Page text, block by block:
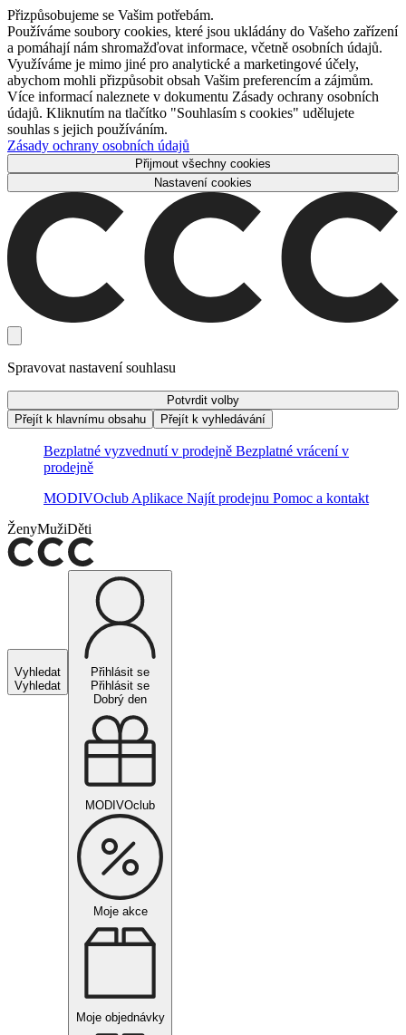
Přizpůsobujeme se Vašim potřebám.
Používáme soubory cookies, které jsou ukládány do Vašeho zařízení
a pomáhají nám shromažďovat informace, včetně osobních údajů.
Využíváme je mimo jiné pro analytické a marketingové účely,
abychom mohli přizpůsobit obsah Vašim preferencím a zájmům.
Více informací naleznete v dokumentu Zásady ochrany osobních
údajů. Kliknutím na tlačítko "Souhlasím s cookies" udělujete
souhlas s jejich používáním.
Zásady ochrany osobních údajů
Přijmout všechny cookies
Nastavení cookies
Spravovat nastavení souhlasu
Potvrdit volby
Přejít k hlavnímu obsahu
Přejít k vyhledávání
Bezplatné vyzvednutí v prodejně Bezplatné vrácení v
prodejně
MODIVOclub Aplikace Najít prodejnu Pomoc a kontakt
ŽenyMužiDěti
Vyhledat
Vyhledat
Přihlásit se
Přihlásit se
Dobrý den
MODIVOclub
Moje akce
Moje objednávky